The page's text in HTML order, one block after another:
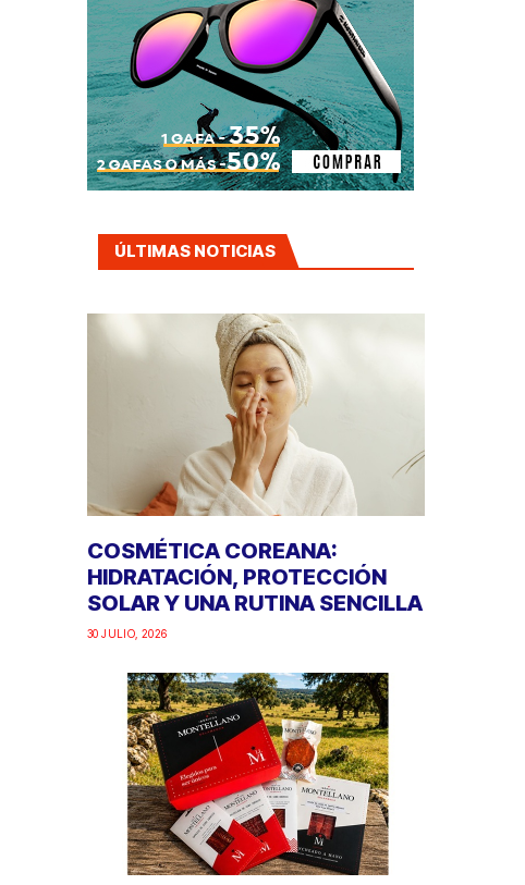
ÚLTIMAS NOTICIAS
COSMÉTICA COREANA:
HIDRATACIÓN, PROTECCIÓN
SOLAR Y UNA RUTINA SENCILLA
30 JULIO, 2026